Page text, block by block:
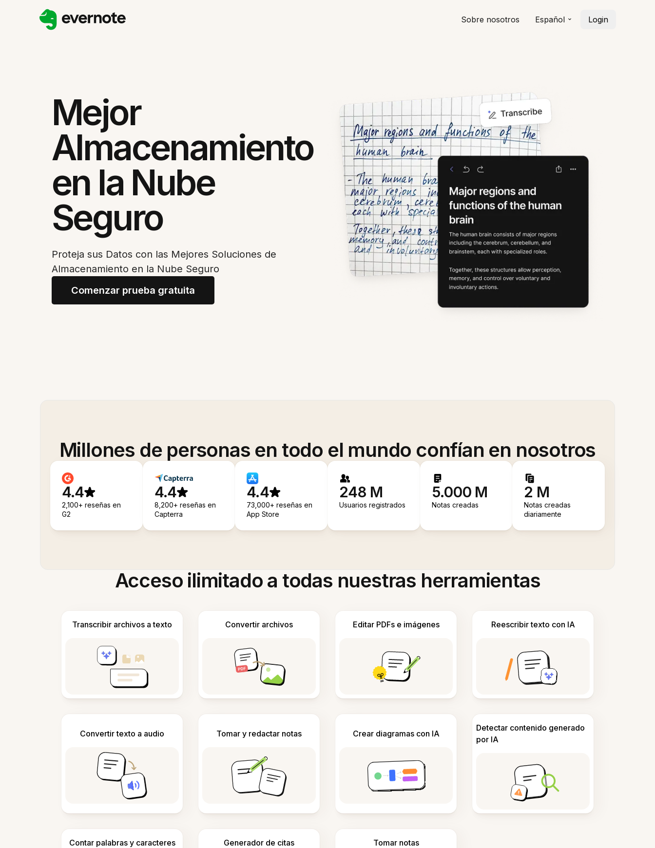
Sobre nosotros Español Login
Mejor
Almacenamiento
en la Nube
Seguro
Proteja sus Datos con las Mejores Soluciones de
Almacenamiento en la Nube Seguro
Comenzar prueba gratuita
Millones de personas en todo el mundo confían en nosotros
4.4
2,100+ reseñas en
G2
4.4
8,200+ reseñas en
Capterra
4.4
73,000+ reseñas en
App Store
248 M
Usuarios registrados
5.000 M
Notas creadas
2 M
Notas creadas
diariamente
Acceso ilimitado a todas nuestras herramientas
Transcribir archivos a texto Convertir archivos Editar PDFs e imágenes Reescribir texto con IA
Convertir texto a audio Tomar y redactar notas Crear diagramas con IA
Detectar contenido generado
por IA
Contar palabras y caracteres Generador de citas Tomar notas